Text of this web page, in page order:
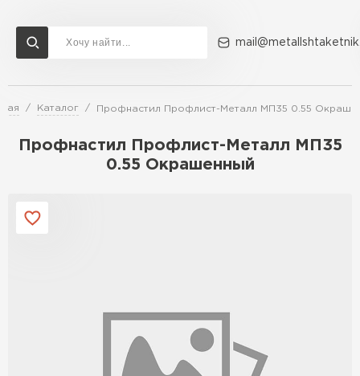
Каталог Профнастил Профлист-Металл МП35 0.55
Профнастил Профлист-Металл МП35
0.55 Окрашенный
Доставка и оплата Акции О компании Контакты
Перейти в каталог